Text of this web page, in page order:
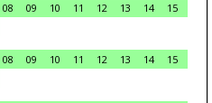
08 09 10 11 12 13 14
15
08 09 10 11 12 13 14
15